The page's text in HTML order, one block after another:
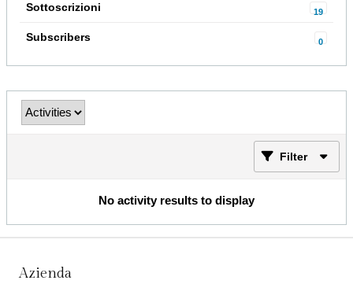
Sottoscrizioni 19
Subscribers 0
Filter
No activity results to display
Azienda